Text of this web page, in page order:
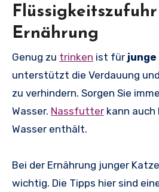
Ernährung
Genug zu trinken ist für junge
unterstützt die Verdauung
zu verhindern. Sorgen Sie
Wasser. Nassfutter kann auch
Wasser enthält.
Bei der Ernährung junger
wichtig. Die Tipps hier sind